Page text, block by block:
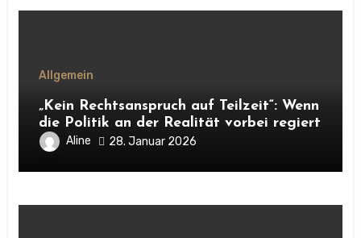
Allgemein
„Kein Rechtsanspruch auf Teilzeit“: Wenn
die Politik an der Realität vorbei regiert
Aline 28. Januar 2026